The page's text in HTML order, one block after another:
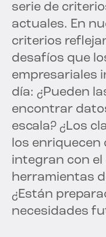
serie de
actuales. En
criterios
desafíos que
empresariales
día: ¿Pueden
encontrar
escala? ¿Los
los enriquecen
integran con
herramientas
¿Están
necesidades